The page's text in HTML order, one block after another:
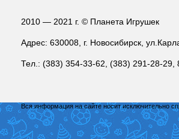
2010 — 2021 г. © Планета Игрушек
Адрес: 630008, г. Новосибирск,
Тел.: (383) 354-33-62, (383) 291-28-29,
Вся информация на сайте носит исключительно